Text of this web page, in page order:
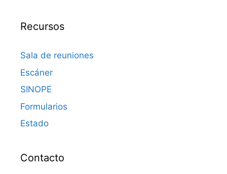
Recursos
Sala de reuniones
Escáner
SINOPE
Formularios
Estado
Contacto